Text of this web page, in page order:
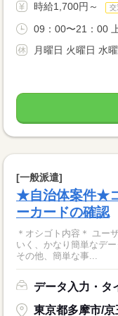
時給1,700円～ 交
09：00〜21：00
月曜日 火曜日 水
[一般派遣]
★自治体案件★
ーカードの確認
＊オシゴト内容＊ ユーザー情報を専用フォームに そのまま入力して
いく、かなり簡単なデ
その他、簡単な事...
データ入力・タ
東京都多摩市/京